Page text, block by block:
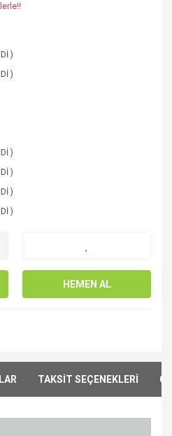
)
)
)
)
)
)
HEMEN AL
TAKSİT SEÇENEKLERİ